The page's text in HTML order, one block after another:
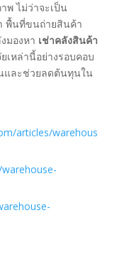
พ ไม่ว่าจะเป็น
พื้นที่ขนถ่ายสินค้า
มองหา เช่าคลังสินค้า
หล่านี้อย่างรอบคอบ
และช่วยลดต้นทุนใน
articles/warehous